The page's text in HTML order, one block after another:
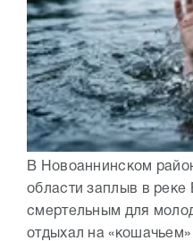
В Новоаннинском
области заплыв в реке
смертельным для
отдыхал на